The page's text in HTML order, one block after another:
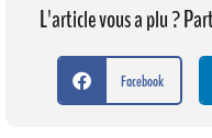
L'article vous a plu ?
Facebook